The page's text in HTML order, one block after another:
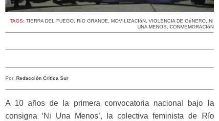
TAGS: TIERRA DEL FUEGO RíO GRANDE MOVILIZACIóN VIOLENCIA DE GéNERO NI
UNA MENOS
CONMEMORACIóN
Por: Redacción Crítica Sur
A 10 años de la primera convocatoria nacional bajo la
consigna ‘Ni Una Menos’, la colectiva feminista de Río